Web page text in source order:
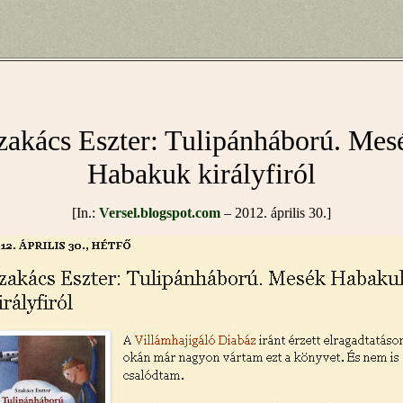
Eszter: Tulipánháború.
Habakuk királyfiról
[In.: Versel.blogspot.com – 2012. április 30.]